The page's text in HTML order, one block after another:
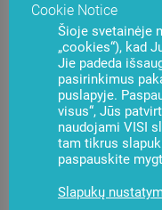
judėjimą (angl.
mūsų atstovai
inovacinius
Kilo klausimų?
Cookie Notice
Šioje svetainėje
„cookies“), kad
Jie padeda
pasirinkimus
puslapyje.
visus“, Jūs
naudojami VISI
tam tikrus
paspauskite
Slapukų